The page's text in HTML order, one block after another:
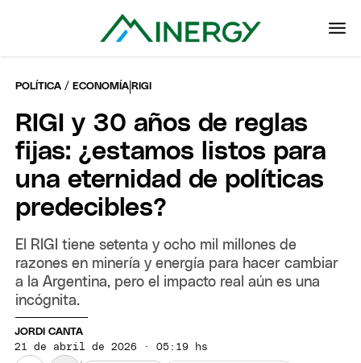
POLÍTICA / ECONOMÍA |RIGI
RIGI y 30 años de reglas
fijas: ¿estamos listos para
una eternidad de políticas
predecibles?
El RIGI tiene setenta y ocho mil millones de
razones en minería y energía para hacer cambiar
a la Argentina, pero el impacto real aún es una
incógnita.
JORDI CANTA
21 de abril de 2026 · 05:19 hs